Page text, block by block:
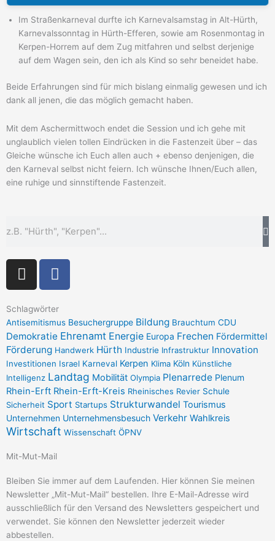
Im Straßenkarneval durfte ich Karnevalsamstag in Alt-Hürth,
Karnevalssonntag in Hürth-Efferen, sowie am Rosenmontag in
Kerpen-Horrem auf dem Zug mitfahren und selbst derjenige
auf dem Wagen sein, den ich als Kind so sehr beneidet habe.
Beide Erfahrungen sind für mich bislang einmalig gewesen und ich
dank all jenen, die das möglich gemacht haben.
Mit dem Aschermittwoch endet die Session und ich gehe mit
unglaublich vielen tollen Eindrücken in die Fastenzeit über – das
Gleiche wünsche ich Euch allen auch + ebenso denjenigen, die
den Karneval selbst nicht feiern. Ich wünsche Ihnen/Euch allen,
eine ruhige und sinnstiftende Fastenzeit.
I
n
t
a
g
r
a
m
F
a
e
b
o
o
k
-
f
Schlagwörter
Antisemitismus Besuchergruppe Bildung Brauchtum CDU
Demokratie Ehrenamt Energie Europa Frechen Fördermittel
Förderung Handwerk Hürth Industrie Infrastruktur Innovation
Investitionen Israel Karneval Kerpen Klima Köln Künstliche
Intelligenz Landtag Mobilität Olympia Plenarrede Plenum
Rhein-Erft Rhein-Erft-Kreis Rheinisches Revier Schule
Sicherheit Sport Startups Strukturwandel Tourismus
Unternehmen Unternehmensbesuch Verkehr Wahlkreis
Wirtschaft Wissenschaft ÖPNV
Mit-Mut-Mail
Bleiben Sie immer auf dem Laufenden. Hier können Sie meinen
Newsletter „Mit-Mut-Mail“ bestellen. Ihre E-Mail-Adresse wird
ausschließlich für den Versand des Newsletters gespeichert und
verwendet. Sie können den Newsletter jederzeit wieder
abbestellen.